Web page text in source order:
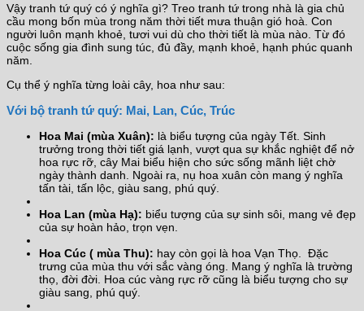
Vậy tranh tứ quý có ý nghĩa gì? Treo tranh tứ trong nhà là gia chủ
cầu mong bốn mùa trong năm thời tiết mưa thuận gió hoà. Con
người luôn mạnh khoẻ, tươi vui dù cho thời tiết là mùa nào. Từ đó
cuộc sống gia đình sung túc, đủ đầy, mạnh khoẻ, hạnh phúc quanh
năm.
Cụ thể ý nghĩa từng loài cây, hoa như sau:
Với bộ tranh tứ quý: Mai, Lan, Cúc, Trúc
Hoa Mai (mùa Xuân): là biểu tượng của ngày Tết. Sinh
trưởng trong thời tiết giá lạnh, vượt qua sự khắc nghiệt để nở
hoa rực rỡ, cây Mai biểu hiện cho sức sống mãnh liệt chờ
ngày thành danh. Ngoài ra, nụ hoa xuân còn mang ý nghĩa
tấn tài, tấn lộc, giàu sang, phú quý.
Hoa Lan (mùa Hạ): biểu tượng của sự sinh sôi, mang vẻ đẹp
của sự hoàn hảo, trọn vẹn.
Hoa Cúc ( mùa Thu): hay còn gọi là hoa Vạn Thọ. Đặc
trưng của mùa thu với sắc vàng óng. Mang ý nghĩa là trường
thọ, đời đời. Hoa cúc vàng rực rỡ cũng là biểu tượng cho sự
giàu sang, phú quý.